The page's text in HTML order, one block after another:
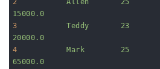
2
Allen       25
15000.0
3
Teddy       23
20000.0
4
Mark        25
65000.0